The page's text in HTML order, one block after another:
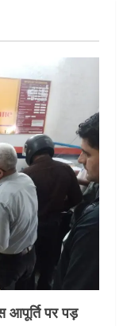
आपूर्ति पर पड़